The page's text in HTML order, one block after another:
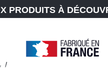
PRODUITS À